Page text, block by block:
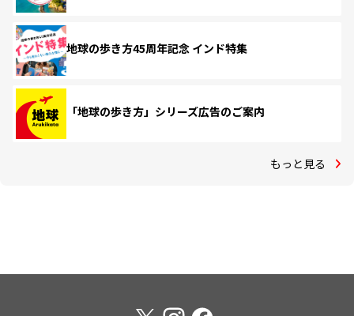
地球の歩き方45周年記念 インド特集
「地球の歩き方」シリーズ広告のご案内
もっと見る